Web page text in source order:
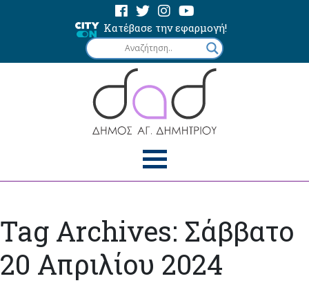
Κατέβασε την εφαρμογή!
Tag Archives: Σάββατο
20 Απριλίου 2024